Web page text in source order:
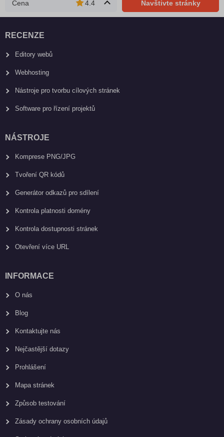
Cena 4.4 Navštivte stránky
RECENZE
Editory webů
Webhosting
Nástroje pro tvorbu cílových stránek
Software pro řízení projektů
NÁSTROJE
Komprese PNG/JPG
Tvoření QR kódů
Generátor odkazů pro sdílení
Kontrola platnosti domény
Kontrola dostupnosti stránek
Otevření více URL
INFORMACE
O nás
Blog
Kontaktujte nás
Nejčastější dotazy
Prohlášení
Mapa stránek
Způsob testování
Zásady ochrany osobních údajů